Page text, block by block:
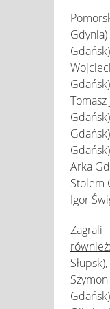
Gdynia)
Tomasz
Arka
Stolem
Igor
Zagrali
również:
Słupsk),